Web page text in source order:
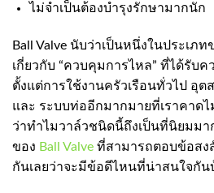
ไม่จำเป็นต้องบำรุงรักษามากนัก
Ball Valve นับว่าเป็นหนึ่งในประเ
เกี่ยวกับ “ควบคุมการไหล” ที่ได้รับ
ตั้งแต่การใช้งานครัวเรือนทั่วไป อุต
และ ระบบท่ออีกมากมายที่เราคาดไ
ว่าทำไมวาล์วชนิดนี้ถึงเป็นที่นิยมมา
ของ Ball Valve ที่สามารถตอบข้อสง
กันเลยว่าจะมีข้อดีไหนที่น่าสนใจกัน